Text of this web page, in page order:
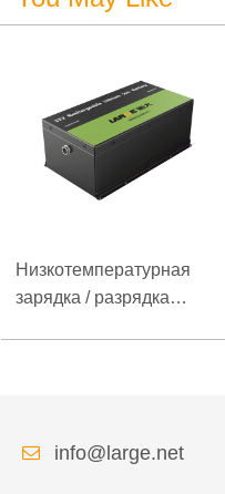
Низкотемпературная
зарядка / разрядка
info@large.net